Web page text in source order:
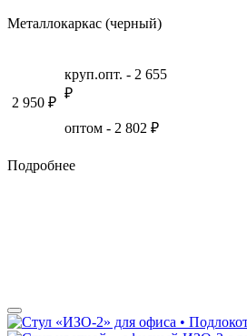
Металлокаркас (черный)
2 950 ₽
круп.опт. - 2 655
₽
оптом - 2 802 ₽
Подробнее